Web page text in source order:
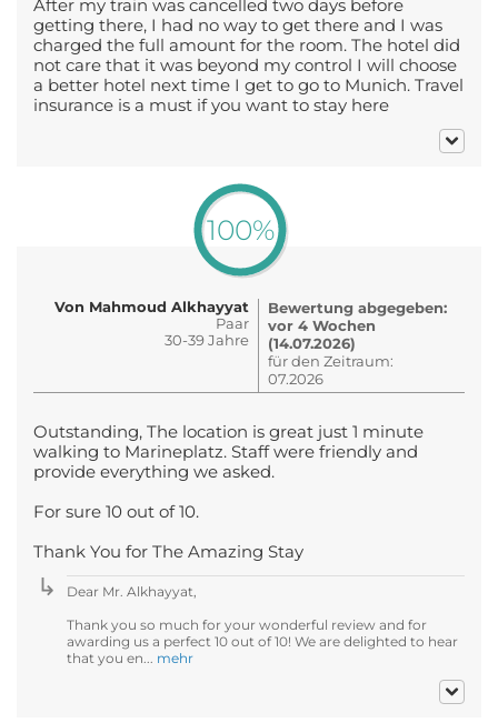
After my train was cancelled two days before
getting there, I had no way to get there and I was
charged the full amount for the room. The hotel did
not care that it was beyond my control I will choose
a better hotel next time I get to go to Munich. Travel
insurance is a must if you want to stay here
100%
Von Mahmoud Alkhayyat
Paar
30-39 Jahre
Bewertung abgegeben:
vor 4 Wochen
(14.07.2026)
für den Zeitraum:
07.2026
Outstanding, The location is great just 1 minute
walking to Marineplatz. Staff were friendly and
provide everything we asked.
For sure 10 out of 10.
Thank You for The Amazing Stay
Dear Mr. Alkhayyat,
Thank you so much for your wonderful review and for
awarding us a perfect 10 out of 10! We are delighted to hear
that you en... mehr